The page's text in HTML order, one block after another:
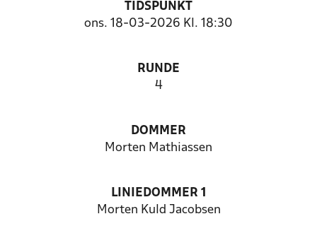
TIDSPUNKT
ons. 18-03-2026 Kl. 18:30
RUNDE
4
DOMMER
Morten Mathiassen
LINIEDOMMER 1
Morten Kuld Jacobsen